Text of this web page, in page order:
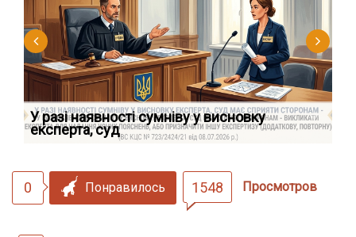
У разі наявності сумніву у висновку
експерта, суд
0 Понравилось 1548 Просмотров